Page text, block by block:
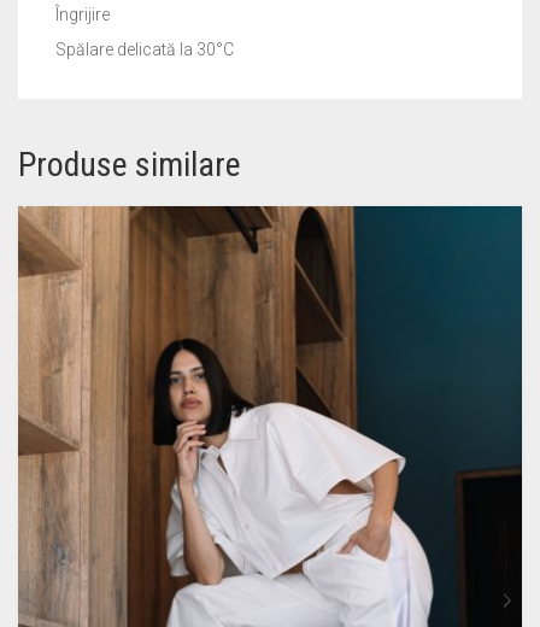
Îngrijire
Spălare delicată la 30°C
Produse similare